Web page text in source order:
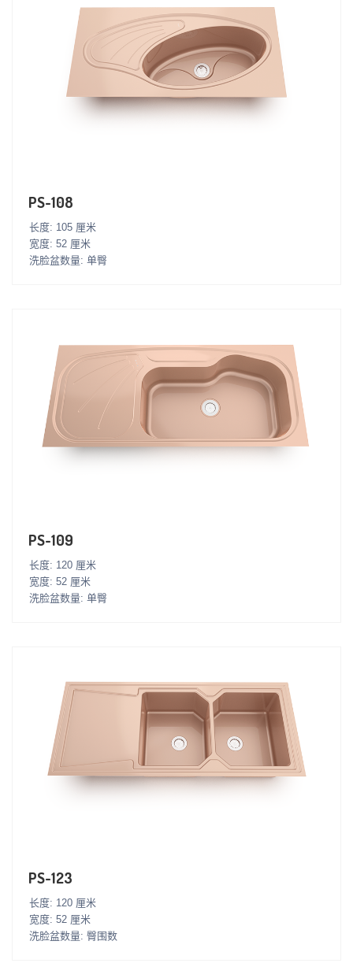
PS-108
长度: 105 厘米
宽度: 52 厘米
洗脸盆数量: 单臀
PS-109
长度: 120 厘米
宽度: 52 厘米
洗脸盆数量: 单臀
PS-123
长度: 120 厘米
宽度: 52 厘米
洗脸盆数量: 臀围数